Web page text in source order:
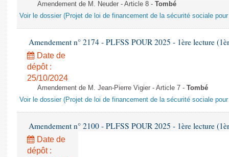
Amendement de M. Neuder - Article 8 - Tombé
Voir le dossier (Projet de loi de financement de la sécurité sociale pour
Amendement n° 2174 - PLFSS POUR 2025 - 1ère lecture
Date de
dépôt :
25/10/2024
Amendement de M. Jean-Pierre Vigier - Article 7 - Tombé
Voir le dossier (Projet de loi de financement de la sécurité sociale pour
Amendement n° 2100 - PLFSS POUR 2025 - 1ère lecture
Date de
dépôt :